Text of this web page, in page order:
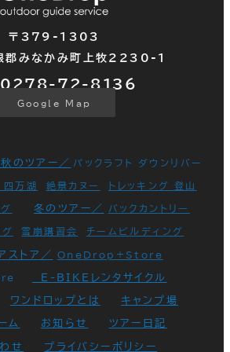
〒379-1303
郡みなかみ町上牧2230-1
0278-72- 8136
Google Map
秋のツアー／ パックラフト ダウンリバー
四万湖 絶景カヌー トレッキング 登山
冬のツアー／ バックカントリー
雪崩講習会 チームビルディング
ストア／ OneDrop+Store
E-BIKEレンタサイクル
ワンドロップとは キャンプ場
ム お知らせ ツアー日記
せ プライバシーポリシー